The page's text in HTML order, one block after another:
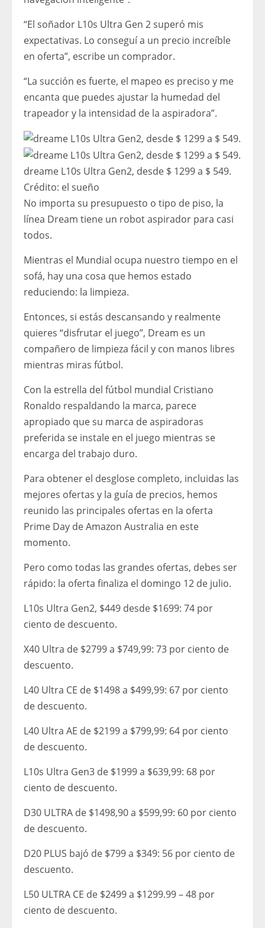
“El soñador L10s Ultra Gen 2 superó mis
expectativas. Lo conseguí a un precio increíble
en oferta”, escribe un comprador.
“La succión es fuerte, el mapeo es preciso y me
encanta que puedes ajustar la humedad del
trapeador y la intensidad de la aspiradora”.
dreame L10s Ultra Gen2, desde $ 1299 a $ 549.
Crédito: el sueño
No importa su presupuesto o tipo de piso, la
línea Dream tiene un robot aspirador para casi
todos.
Mientras el Mundial ocupa nuestro tiempo en el
sofá, hay una cosa que hemos estado
reduciendo: la limpieza.
Entonces, si estás descansando y realmente
quieres “disfrutar el juego”, Dream es un
compañero de limpieza fácil y con manos libres
mientras miras fútbol.
Con la estrella del fútbol mundial Cristiano
Ronaldo respaldando la marca, parece
apropiado que su marca de aspiradoras
preferida se instale en el juego mientras se
encarga del trabajo duro.
Para obtener el desglose completo, incluidas las
mejores ofertas y la guía de precios, hemos
reunido las principales ofertas en la oferta
Prime Day de Amazon Australia en este
momento.
Pero como todas las grandes ofertas, debes ser
rápido: la oferta finaliza el domingo 12 de julio.
L10s Ultra Gen2, $449 desde $1699: 74 por
ciento de descuento.
X40 Ultra de $2799 a $749,99: 73 por ciento de
descuento.
L40 Ultra CE de $1498 a $499,99: 67 por ciento
de descuento.
L40 Ultra AE de $2199 a $799,99: 64 por ciento
de descuento.
L10s Ultra Gen3 de $1999 a $639,99: 68 por
ciento de descuento.
D30 ULTRA de $1498,90 a $599,99: 60 por ciento
de descuento.
D20 PLUS bajó de $799 a $349: 56 por ciento de
descuento.
L50 ULTRA CE de $2499 a $1299.99 – 48 por
ciento de descuento.